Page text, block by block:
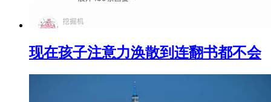
现在孩子注意力涣散到连翻书都不会